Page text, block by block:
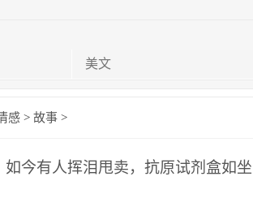
美文
感 > 故事 >
如今有人挥泪甩卖，抗原试剂盒如坐